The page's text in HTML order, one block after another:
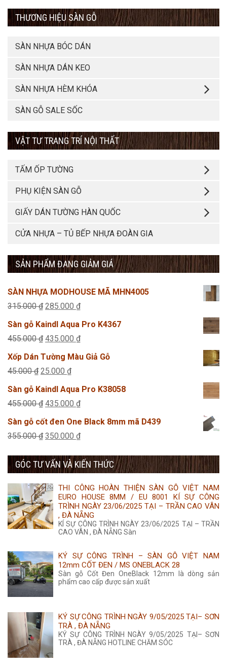
THƯƠNG HIỆU SÀN GỖ
SÀN NHỰA BÓC DÁN
SÀN NHỰA DÁN KEO
SÀN NHỰA HÈM KHÓA
SÀN GỖ SALE SỐC
VẬT TƯ TRANG TRÍ NỘI THẤT
TẤM ỐP TƯỜNG
PHỤ KIỆN SÀN GỖ
GIẤY DÁN TƯỜNG HÀN QUỐC
CỬA NHỰA – TỦ BẾP NHỰA ĐOÀN GIA
SẢN PHẨM ĐANG GIẢM GIÁ
SÀN NHỰA MODHOUSE MÃ MHN4005
315.000₫ Giá
gốc
là:
285.000 ₫Giá
hiện
tại
285.000 ₫.
Sàn gỗ Kaindl Aqua Pro K4367
455.000₫ Giá
gốc
là:
435.000 ₫Giá
hiện
435.000 ₫.
Xốp Dán Tường Màu Giả Gỗ
45.000₫ Giá
gốc
là:
25.000 ₫Giá
hiện
tại
25.000 ₫.
Sàn gỗ Kaindl Aqua Pro K38058
455.000₫ Giá
gốc
là:
435.000 ₫Giá
hiện
tại
435.000 ₫.
Sàn gỗ cốt đen One Black 8mm mã D439
355.000₫ Giá
là:
350.000 ₫Giá
tại
350.000 ₫.
GÓC TƯ VẤN VÀ KIẾN THỨC
THI CÔNG HOÀN THIỆN SÀN GỖ VIỆT NAM
EURO HOUSE 8MM / EU 8001 KÍ SỰ CÔNG
TRÌNH NGÀY 23/06/2025 TẠI – TRẦN CAO VÂN
, ĐÀ NẴNG
KÍ SỰ CÔNG TRÌNH NGÀY 23/06/2025 TẠI – TRẦN
CAO VÂN , ĐÀ NẴNG Sàn
KÝ SỰ CÔNG TRÌNH – SÀN GỖ VIỆT NAM
12mm CỐT ĐEN / MS ONEBLACK 28
Sàn gỗ Cốt Đen OneBlack 12mm là dòng sản
phẩm cao cấp được sản xuất
KÝ SỰ CÔNG TRÌNH NGÀY 9/05/2025 TẠI– SƠN
TRÀ , ĐÀ NẴNG
KÝ SỰ CÔNG TRÌNH NGÀY 9/05/2025 TẠI– SƠN
TRÀ , ĐÀ NẴNG HOTLINE CHĂM SÓC